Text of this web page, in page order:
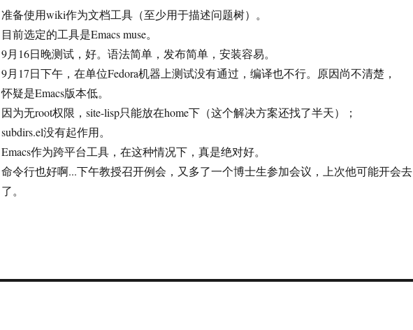
准备使用wiki作为文档工具（至少用于描述问题树）。
目前选定的工具是Emacs muse。
9月16日晚测试，好。语法简单，发布简单，安装容易。
9月17日下午，在单位Fedora机器上测试没有通过，编译也不行。原因尚不清楚，
怀疑是Emacs版本低。
因为无root权限，site-lisp只能放在home下（这个解决方案还找了半天）；
subdirs.el没有起作用。
Emacs作为跨平台工具，在这种情况下，真是绝对好。
命令行也好啊...下午教授召开例会，又多了一个博士生参加会议，上次他可能开会去
了。